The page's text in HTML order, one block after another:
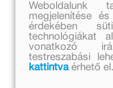
Weboldalunk
megjelenítése
érdekében
technológiákat
vonatkozó
testreszabási
kattintvaérhető el.